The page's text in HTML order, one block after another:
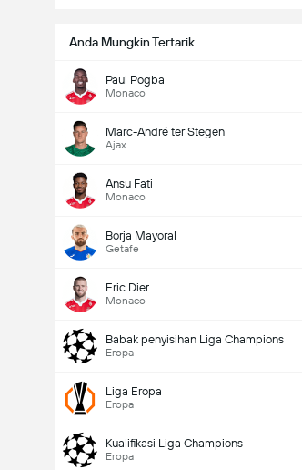
Anda Mungkin Tertarik
Paul Pogba
Monaco
Marc-André ter Stegen
Ajax
Ansu Fati
Monaco
Borja Mayoral
Getafe
Eric Dier
Monaco
Babak penyisihan Liga Champions
Eropa
Liga Eropa
Eropa
Kualifikasi Liga Champions
Eropa
total gol dalam permainan (2.5)